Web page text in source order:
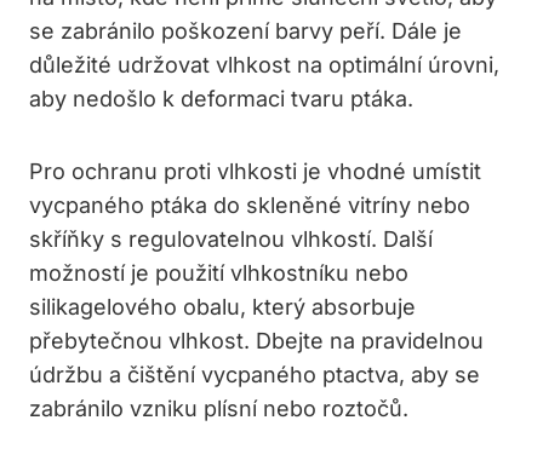
se zabránilo poškození barvy peří. Dále je
důležité udržovat vlhkost na optimální úrovni,
aby nedošlo k deformaci tvaru ptáka.
Pro ochranu proti vlhkosti je vhodné umístit
vycpaného ptáka do skleněné vitríny nebo
skříňky s regulovatelnou vlhkostí. Další
možností je použití vlhkostníku nebo
silikagelového obalu, který absorbuje
přebytečnou vlhkost. Dbejte na pravidelnou
údržbu a čištění vycpaného ptactva, aby se
zabránilo vzniku plísní nebo roztočů.